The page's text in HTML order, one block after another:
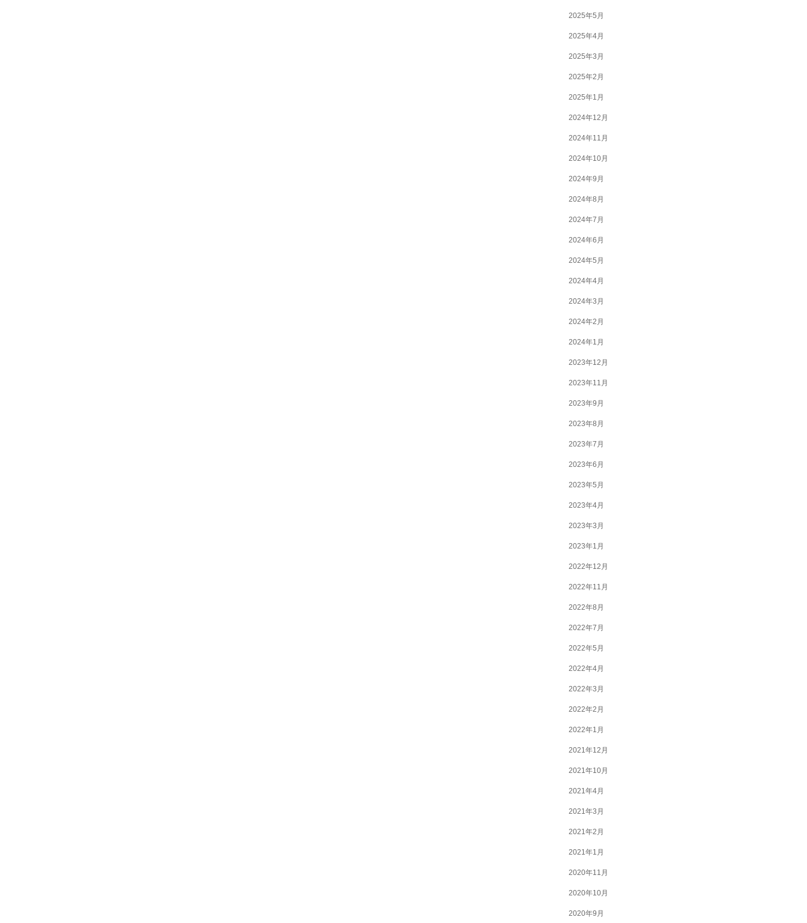
2025年5月
2025年4月
2025年3月
2025年2月
2025年1月
2024年12月
2024年11月
2024年10月
2024年9月
2024年8月
2024年7月
2024年6月
2024年5月
2024年4月
2024年3月
2024年2月
2024年1月
2023年12月
2023年11月
2023年9月
2023年8月
2023年7月
2023年6月
2023年5月
2023年4月
2023年3月
2023年1月
2022年12月
2022年11月
2022年8月
2022年7月
2022年5月
2022年4月
2022年3月
2022年2月
2022年1月
2021年12月
2021年10月
2021年4月
2021年3月
2021年2月
2021年1月
2020年11月
2020年10月
2020年9月